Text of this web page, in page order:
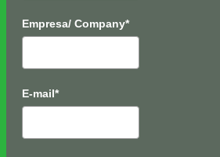
Empresa/ Company*
E-mail*